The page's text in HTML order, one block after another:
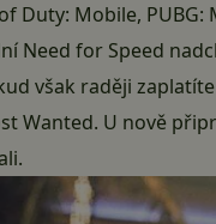
Duty: Mobile,
Need for Speed
však raději
Wanted. U nově